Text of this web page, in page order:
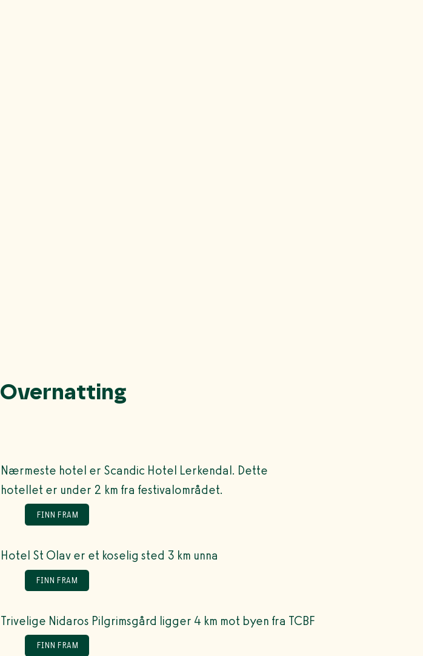
Overnatting
Nærmeste hotel er Scandic Hotel Lerkendal. Dette
hotellet er under 2 km fra festivalområdet.
FINN FRAM
Hotel St Olav er et koselig sted 3 km unna
FINN FRAM
Trivelige Nidaros Pilgrimsgård ligger 4 km mot byen fra TCBF
FINN FRAM